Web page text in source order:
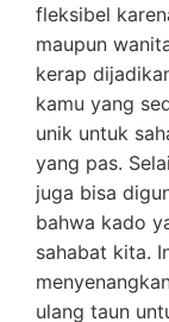
fleksibel
maupun
kerap
kamu yang
unik untuk
yang pas.
juga bisa
bahwa kado
sahabat kita.
ulang taun